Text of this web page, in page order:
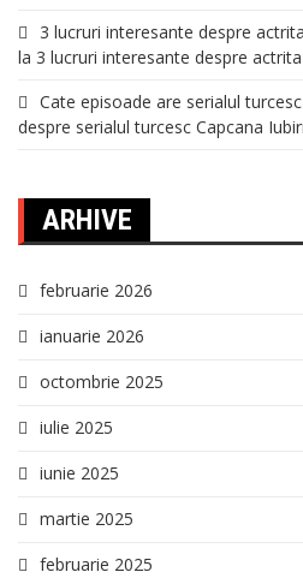
3 lucruri interesante despre
la 3 lucruri interesante despre
Cate episoade are serialul
despre serialul turcesc Capcana
ARHIVE
februarie 2026
ianuarie 2026
octombrie 2025
iulie 2025
iunie 2025
martie 2025
februarie 2025